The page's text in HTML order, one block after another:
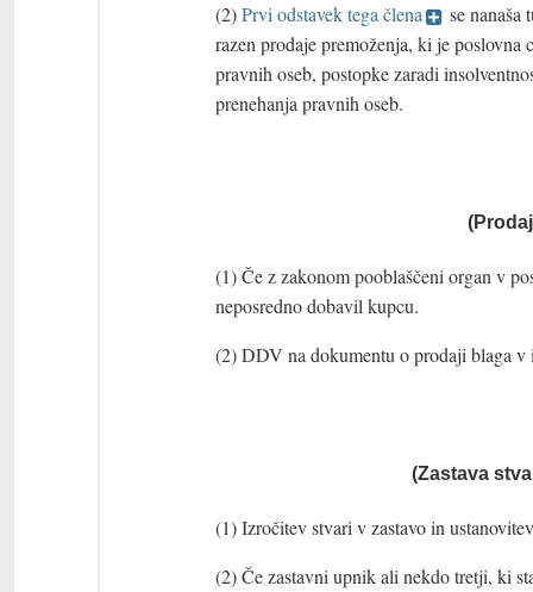
(2)Prvi odstavek tega člena
se nanaša
razen prodaje premoženja, ki je
pravnih oseb, postopke zaradi
prenehanja pravnih oseb.
(1) Če z zakonom pooblaščeni organ v
neposredno dobavil kupcu.
(2) DDV na dokumentu o prodaji blaga
(Zastava
(1) Izročitev stvari v zastavo in
(2) Če zastavni upnik ali nekdo tretji, ki